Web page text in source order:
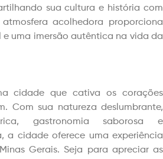
sua cultura e história com
atmosfera acolhedora proporciona
uma imersão autêntica na vida da
cidade que cativa os corações
Com sua natureza deslumbrante,
gastronomia saborosa e
a cidade oferece uma experiência
Gerais. Seja para apreciar as